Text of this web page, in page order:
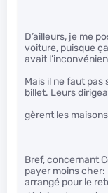
D’ailleurs, je me
voiture, puisque
avait
Mais il ne faut pas
billet. Leurs
gèrent les
Bref, concernant
payer moins cher:
arrangé pour le